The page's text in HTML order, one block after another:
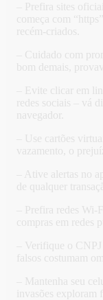
– Prefira sites
começa com
recém-criados.
– Cuidado com
bom demais,
– Evite clicar em
redes sociais – vá
navegador.
– Use cartões
vazamento, o
– Ative alertas no
de qualquer
– Prefira redes
compras em redes
– Verifique o
falsos costumam
– Mantenha seu
invasões exploram